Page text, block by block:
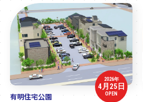
2026年
4月25日
OPEN
有明住宅公園